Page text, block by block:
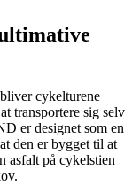
cykelturene
transportere sig selv
er designet som en
den er bygget til at
asfalt på cykelstien